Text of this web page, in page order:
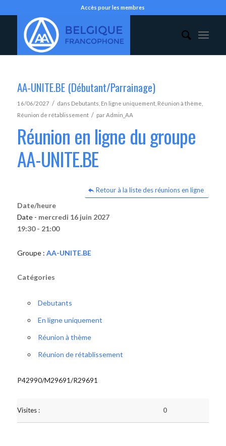
Accès pour les membres
AA-UNITE.BE (Débutant/Parrainage)
16/06/2027 / dans Debutants En ligne uniquement, Réunion à thème
Réunion de rétablissement / parAdmin_AA
Réunion en ligne du groupe
AA-UNITE.BE
Retour à la liste des réunions en ligne
Date/heure
Date - mercredi 16 juin 2027
19:30 - 21:00
Groupe : AA-UNITE.BE
Catégories
Debutants
En ligne uniquement
Réunion à thème
Réunion de rétablissement
P42990/M29691/R29691
Visites : 0